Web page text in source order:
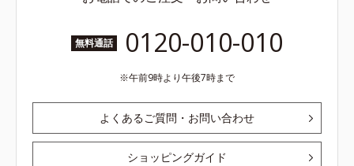
無料通話 0120-010-010
午前9時より午後7時まで
よくあるご質問・お問い合わせ
ショッピングガイド